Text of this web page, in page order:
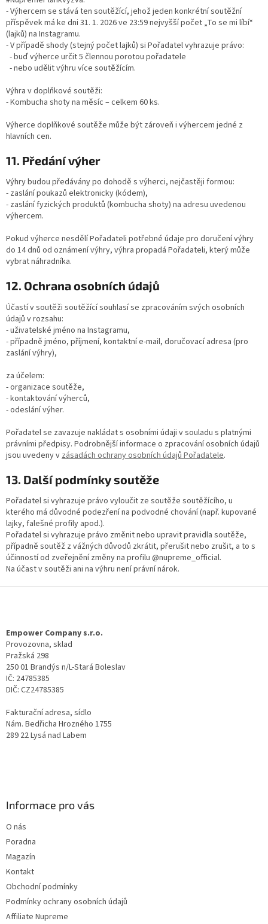
- Výhercem se stává ten soutěžící, jehož jeden konkrétní soutěžní
příspěvek má ke dni 31. 1. 2026 ve 23:59 nejvyšší počet „To se mi líbí“
(lajků) na Instagramu.
- V případě shody (stejný počet lajků) si Pořadatel vyhrazuje právo:
- buď výherce určit 5 člennou porotou pořadatele
- nebo udělit výhru více soutěžícím.
Výhra v doplňkové soutěži:
- Kombucha shoty na měsíc – celkem 60 ks.
Výherce doplňkové soutěže může být zároveň i výhercem jedné z
hlavních cen.
11. Předání výher
Výhry budou předávány po dohodě s výherci, nejčastěji formou:
- zaslání poukazů elektronicky (kódem),
- zaslání fyzických produktů (kombucha shoty) na adresu uvedenou
výhercem.
Pokud výherce nesdělí Pořadateli potřebné údaje pro doručení výhry
do 14 dnů od oznámení výhry, výhra propadá Pořadateli, který může
vybrat náhradníka.
12. Ochrana osobních údajů
Účastí v soutěži soutěžící souhlasí se zpracováním svých osobních
údajů v rozsahu:
- uživatelské jméno na Instagramu,
- případně jméno, příjmení, kontaktní e-mail, doručovací adresa (pro
zaslání výhry),
za účelem:
- organizace soutěže,
- kontaktování výherců,
- odeslání výher.
Pořadatel se zavazuje nakládat s osobními údaji v souladu s platnými
právními předpisy. Podrobnější informace o zpracování osobních údajů
jsou uvedeny v zásadách ochrany osobních údajů Pořadatele.
13. Další podmínky soutěže
Pořadatel si vyhrazuje právo vyloučit ze soutěže soutěžícího, u
kterého má důvodné podezření na podvodné chování (např. kupované
lajky, falešné profily apod.).
Pořadatel si vyhrazuje právo změnit nebo upravit pravidla soutěže,
případně soutěž z vážných důvodů zkrátit, přerušit nebo zrušit, a to s
účinností od zveřejnění změny na profilu @nupreme_official.
Na účast v soutěži ani na výhru není právní nárok.
Empower Company s.r.o.
Provozovna, sklad
Pražská 298
250 01 Brandýs n/L-Stará Boleslav
IČ: 24785385
DIČ: CZ24785385
Fakturační adresa, sídlo
Nám. Bedřicha Hrozného 1755
289 22 Lysá nad Labem
Informace pro vás
O nás
Poradna
Magazín
Kontakt
Obchodní podmínky
Podmínky ochrany osobních údajů
Affiliate Nupreme